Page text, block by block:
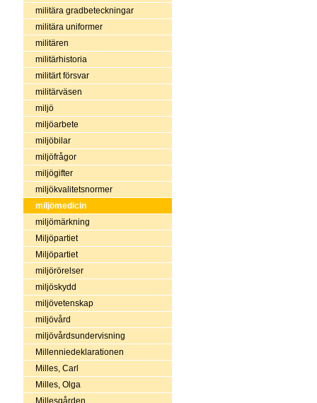
militära gradbeteckningar
militära uniformer
militären
militärhistoria
militärt försvar
militärväsen
miljö
miljöarbete
miljöbilar
miljöfrågor
miljögifter
miljökvalitetsnormer
miljömedicin
miljömärkning
Miljöpartiet
Miljöpartiet
miljörörelser
miljöskydd
miljövetenskap
miljövård
miljövårdsundervisning
Millenniedeklarationen
Milles, Carl
Milles, Olga
Millesgården